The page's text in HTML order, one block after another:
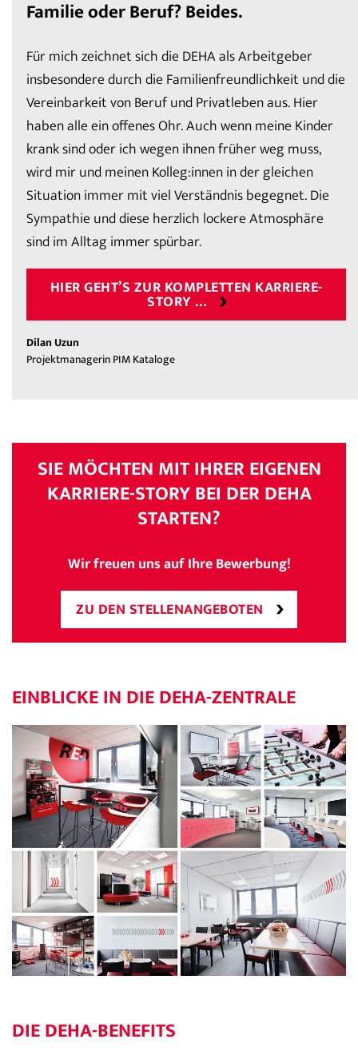
Familie oder Beruf? Beides.
Für mich zeichnet sich die DEHA als Arbeitgeber
insbesondere durch die Familienfreundlichkeit und die
Vereinbarkeit von Beruf und Privatleben aus. Hier
haben alle ein offenes Ohr. Auch wenn meine Kinder
krank sind oder ich wegen ihnen früher weg muss,
wird mir und meinen Kolleg:innen in der gleichen
Situation immer mit viel Verständnis begegnet. Die
Sympathie und diese herzlich lockere Atmosphäre
sind im Alltag immer spürbar.
HIER GEHT’S ZUR KOMPLETTEN KARRIERE-
STORY …
Dilan Uzun
Projektmanagerin PIM Kataloge
SIE MÖCHTEN MIT IHRER EIGENEN
KARRIERE-STORY BEI DER DEHA
STARTEN?
Wir freuen uns auf Ihre Bewerbung!
ZU DEN STELLENANGEBOTEN
EINBLICKE IN DIE DEHA-ZENTRALE
DIE DEHA-BENEFITS